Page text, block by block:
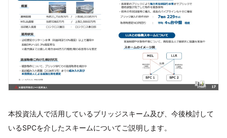
本投資法人で活用しているブリッジスキーム及び、今後検討して
いるSPCを介したスキームについてご説明します。